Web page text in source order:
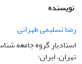
نویسنده
رضا تسلیمی طهرانی
استادیار گروه جامعه
تهران، ایران؛